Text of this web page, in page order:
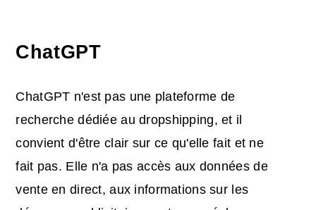
ChatGPT
ChatGPT n'est pas une plateforme de
recherche dédiée au dropshipping, et il
convient d'être clair sur ce qu'elle fait et ne
fait pas. Elle n'a pas accès aux données de
vente en direct, aux informations sur les